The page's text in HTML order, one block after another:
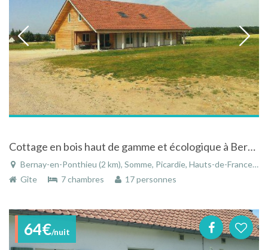
Cottage en bois haut de gamme et écologique à Bernay en Ponthieu pour 15 pers en Baie de Somme
Bernay-en-Ponthieu (2 km), Somme, Picardie, Hauts-de-France, France
Gîte
7 chambres 17 personnes
64€/nuit